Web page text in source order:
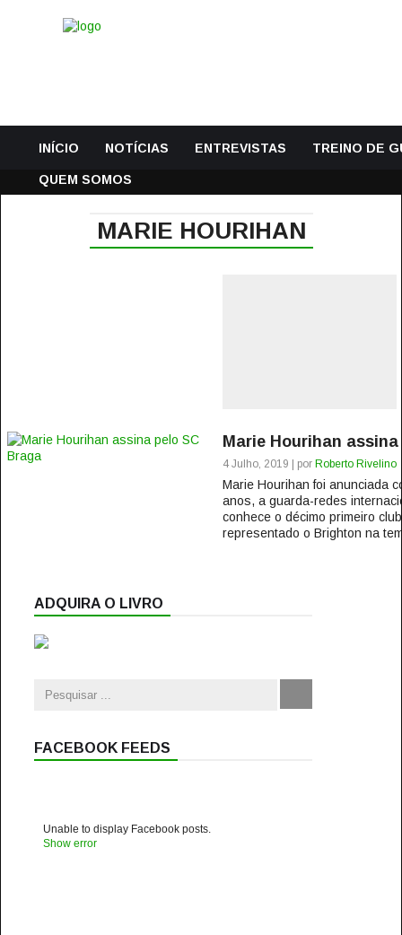
INÍCIO NOTÍCIAS ENTREVISTAS TREINO DE
QUEM SOMOS
MARIE HOURIHAN
Marie Hourihan
4 Julho, 2019 | por Roberto Rivelino
Marie Hourihan foi anunciada
anos, a guarda-redes
conhece o décimo primeiro
representado o Brighton na
ADQUIRA O LIVRO
FACEBOOK FEEDS
Unable to display Facebook posts.
Show error